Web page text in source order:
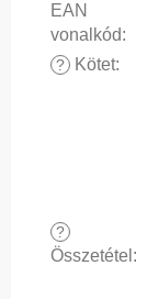
EAN
vonalkód:
? Kötet:
?
Összetétel :